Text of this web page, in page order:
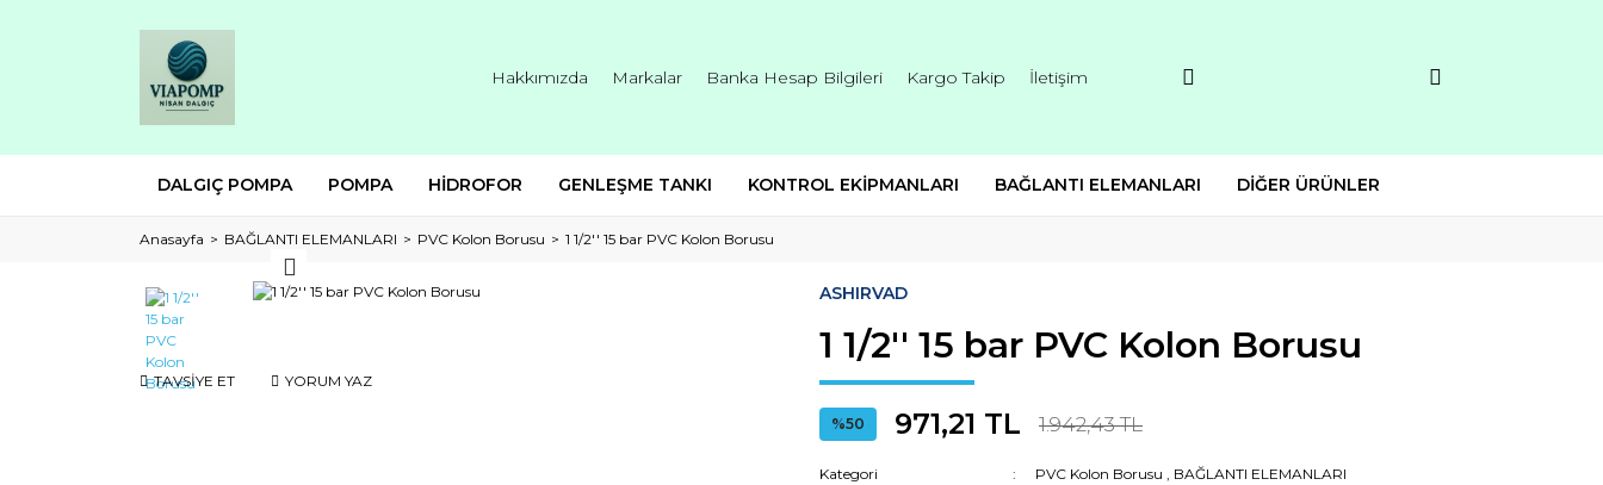
Hakkımızda Markalar Banka Hesap Bilgileri Kargo Takip İletişim
DALGIÇ POMPA POMPA HİDROFOR GENLEŞME TANKI KONTROL EKİPMANLARI BAĞLANTI ELEMANLARI DİĞER ÜRÜNLER
Anasayfa BAĞLANTI ELEMANLARI PVC Kolon Borusu 1 1/2'' 15 bar PVC Kolon Borusu
TAVSİYE ET YORUM YAZ
ASHIRVAD
1 1/2'' 15 bar PVC Kolon Borusu
%50 971,21 TL 1.942,43 TL
Kategori PVC Kolon Borusu , BAĞLANTI ELEMANLARI